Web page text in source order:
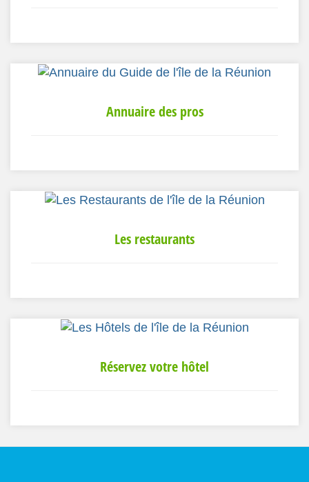
Annuaire des pros
Les restaurants
Réservez votre hôtel